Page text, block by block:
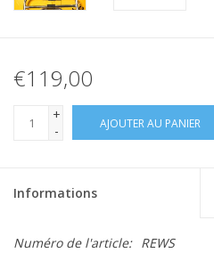
€119,00
+
-
AJOUTER AU PANIER
Informations
Numéro de l'article: REWS